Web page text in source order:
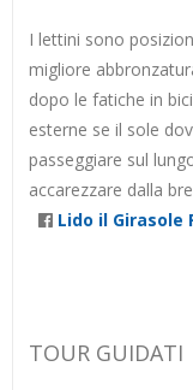
I lettini sono
migliore
dopo le fatiche in
esterne se il sole
passeggiare sul
accarezzare dalla
Lido il Girasole
TOUR GUIDATI